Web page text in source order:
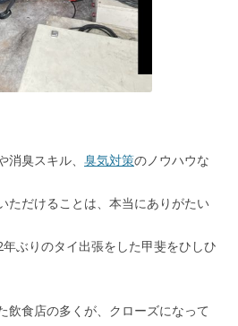
消臭スキル、 臭気対策のノウハウな
ただけることは、本当にありがたい
ぶりのタイ出張をした甲斐をひしひ
飲食店の多くが、クローズになって